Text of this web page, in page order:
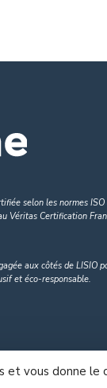
selon les normes
Véritas Certification
aux côtés de LISIO
et éco-responsable.
et vous donne